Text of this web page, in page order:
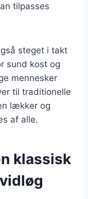
tilpasses
steget i takt
sund kost og
mennesker
til traditionelle
lækker og
af alle.
klassisk